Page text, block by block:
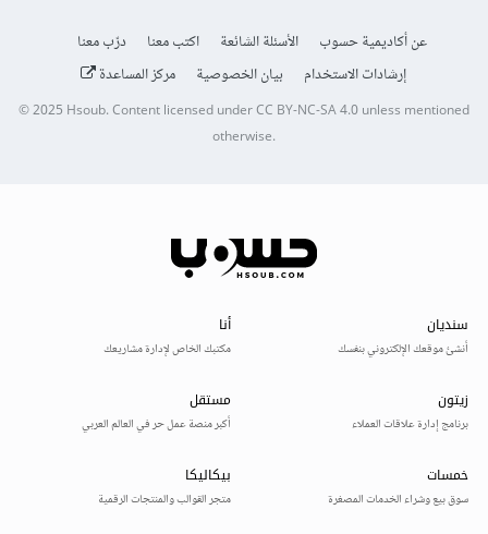
عن أكاديمية حسوب الأسئلة الشائعة اكتب معنا
درّب معنا
إرشادات الاستخدام
بيان الخصوصية مركز المساعدة
© 2025Hsoub.Content licensed underCC BY-NC-SA 4.0unless mentioned
otherwise.